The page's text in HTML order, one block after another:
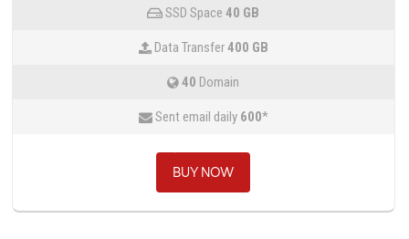
SSD Space40 GB
Data Transfer400 GB
40 Domain
Sent email daily 600*
BUY NOW